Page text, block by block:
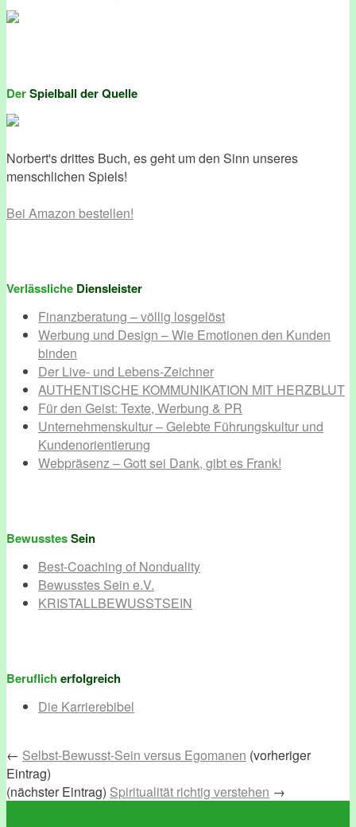
DerSpielball der Quelle
Norbert's drittes Buch, es geht um den Sinn unseres
menschlichen Spiels!
Bei Amazon bestellen!
Verlässliche Diensleister
Finanzberatung – völlig losgelöst
Werbung und Design – Wie Emotionen den Kunden
binden
Der Live- und Lebens-Zeichner
AUTHENTISCHE KOMMUNIKATION MIT HERZBLUT
Für den Geist: Texte, Werbung & PR
Unternehmenskultur – Gelebte Führungskultur und
Kundenorientierung
Webpräsenz – Gott sei Dank, gibt es Frank!
BewusstesSein
Best-Coaching of Nonduality
Bewusstes Sein e.V.
KRISTALLBEWUSSTSEIN
Beruflich erfolgreich
Die Karrierebibel
← Selbst-Bewusst-Sein versus Egomanen (vorheriger
Eintrag)
(nächster Eintrag) Spiritualität richtig verstehen →